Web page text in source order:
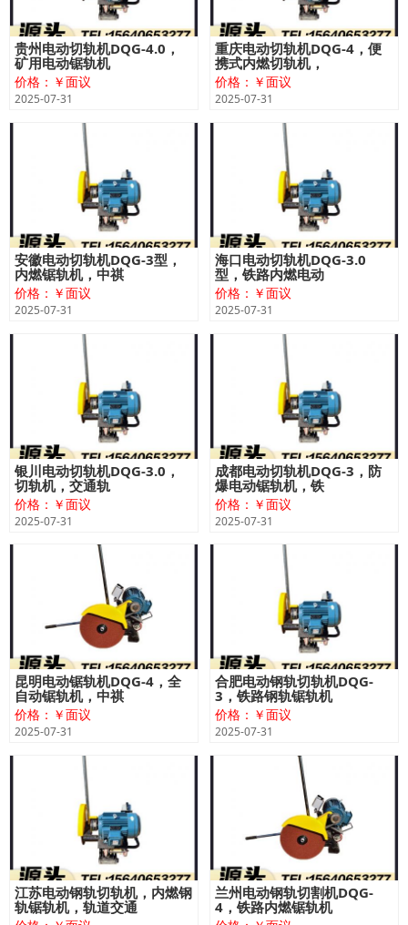
贵州电动切轨机DQG-4.0，
矿用电动锯轨机
价格：￥面议
2025-07-31
重庆电动切轨机DQG-4，便
携式内燃切轨机，
价格：￥面议
2025-07-31
安徽电动切轨机DQG-3型，
内燃锯轨机，中祺
价格：￥面议
2025-07-31
海口电动切轨机DQG-3.0
型，铁路内燃电动
价格：￥面议
2025-07-31
银川电动切轨机DQG-3.0，
切轨机，交通轨
价格：￥面议
2025-07-31
成都电动切轨机DQG-3，防
爆电动锯轨机，铁
价格：￥面议
2025-07-31
昆明电动锯轨机DQG-4，全
自动锯轨机，中祺
价格：￥面议
2025-07-31
合肥电动钢轨切轨机DQG-
3，铁路钢轨锯轨机
价格：￥面议
2025-07-31
江苏电动钢轨切轨机，内燃钢
轨锯轨机，轨道交通
兰州电动钢轨切割机DQG-
4，铁路内燃锯轨机